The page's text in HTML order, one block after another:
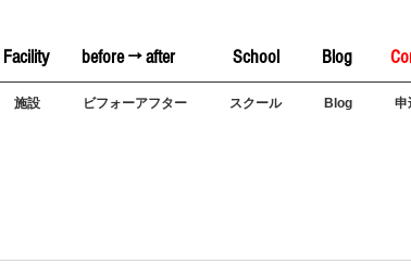
Facility before → after School Blog
施設 ビフォーアフター スクール Blog 申